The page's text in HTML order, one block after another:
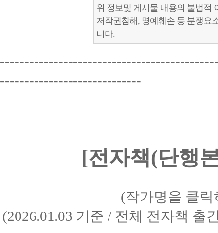
위 정보및 게시물 내용의 불법적
저작권침해, 명예훼손 등 분쟁요
니다.
-----------------------------
[전자책(단행
(작가명을 클
(2026.01.03 기준 / 전체 전자책 출